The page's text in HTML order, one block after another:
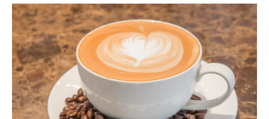
המלצות
ניהול מוניטין
צור קשר